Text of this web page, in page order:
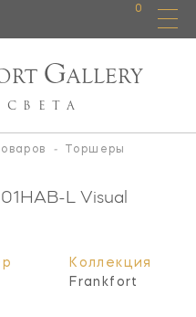
0
GALLERY
СВЕТА
- Торшеры
L
Visual
Коллекция
Frankfort